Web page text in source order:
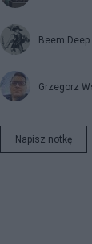
Beem.Deep
Grzegorz
Napisz notkę